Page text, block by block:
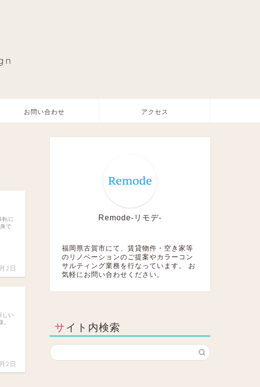
お問い合わせ アクセス
2日
転に
で
2日
しい
。
Remode-リモデ-
福岡県古賀市にて、賃貸物件・空き家等
のリノベーションのご提案やカラーコン
サルティング業務を行なっています。 お
気軽にお問い合わせください。
サイト内検索